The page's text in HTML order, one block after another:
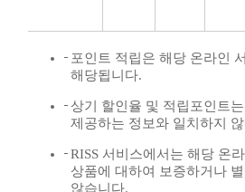
포인트 적립은 해당 온라인
해당됩니다.
상기 할인율 및 적립포인트
제공하는 정보와 일치하지
RISS 서비스에서는 해당 온
상품에 대하여 보증하거나
않습니다.